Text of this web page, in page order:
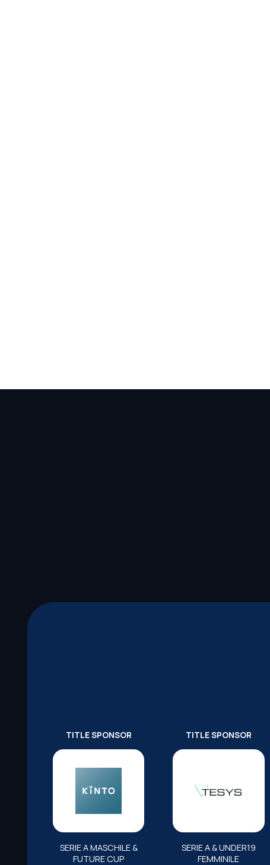
TITLE SPONSOR
SERIE A MASCHILE &
FUTURE CUP
TITLE SPONSOR
SERIE A & UNDER19
FEMMINILE